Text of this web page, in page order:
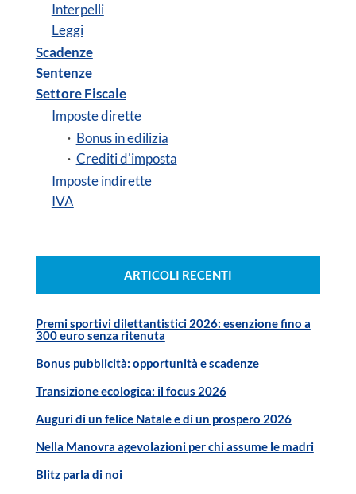
Interpelli
Leggi
Scadenze
Sentenze
Settore Fiscale
Imposte dirette
Bonus in edilizia
Crediti d'imposta
Imposte indirette
IVA
ARTICOLI RECENTI
Premi sportivi dilettantistici 2026: esenzione fino a
300 euro senza ritenuta
Bonus pubblicità: opportunità e scadenze
Transizione ecologica: il focus 2026
Auguri di un felice Natale e di un prospero 2026
Nella Manovra agevolazioni per chi assume le madri
Blitz parla di noi